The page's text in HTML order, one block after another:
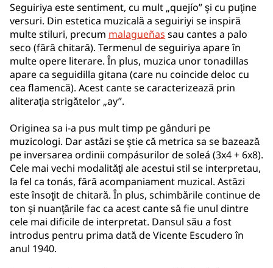
Seguiriya este sentiment, cu mult „quejío” şi cu puţine
versuri. Din estetica muzicală a seguiriyi se inspiră
multe stiluri, precum malagueñas sau cantes a palo
seco (fără chitară). Termenul de seguiriya apare în
multe opere literare. În plus, muzica unor tonadillas
apare ca seguidilla gitana (care nu coincide deloc cu
cea flamencă). Acest cante se caracterizează prin
aliteraţia strigătelor „ay”.
Originea sa i-a pus mult timp pe gânduri pe
muzicologi. Dar astăzi se ştie că metrica sa se bazează
pe inversarea ordinii compásurilor de soleá (3x4 + 6x8).
Cele mai vechi modalităţi ale acestui stil se interpretau,
la fel ca tonás, fără acompaniament muzical. Astăzi
este însoţit de chitară. În plus, schimbările continue de
ton şi nuanţările fac ca acest cante să fie unul dintre
cele mai dificile de interpretat. Dansul său a fost
introdus pentru prima dată de Vicente Escudero în
anul 1940.